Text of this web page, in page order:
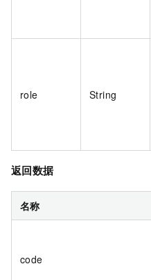
role String
返回数据
名称
code